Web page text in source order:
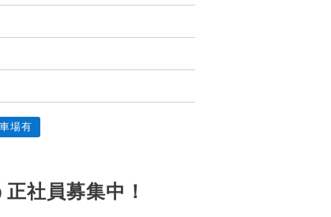
場有
社員募集中！